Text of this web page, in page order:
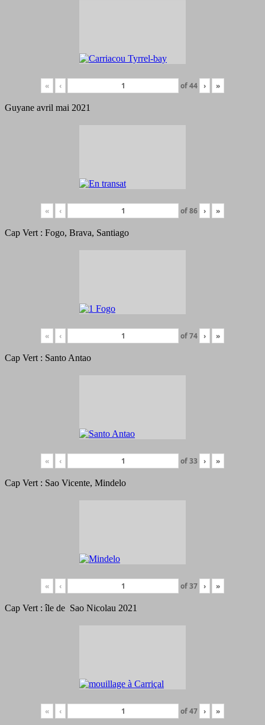
« ‹ of44 › »
Guyane avril mai 2021
« ‹ of86 › »
Cap Vert : Fogo, Brava, Santiago
« ‹ of74 › »
Cap Vert : Santo Antao
« ‹ of33 › »
Cap Vert : Sao Vicente, Mindelo
« ‹ of37 › »
Cap Vert : île de Sao Nicolau 2021
« ‹ of47 › »